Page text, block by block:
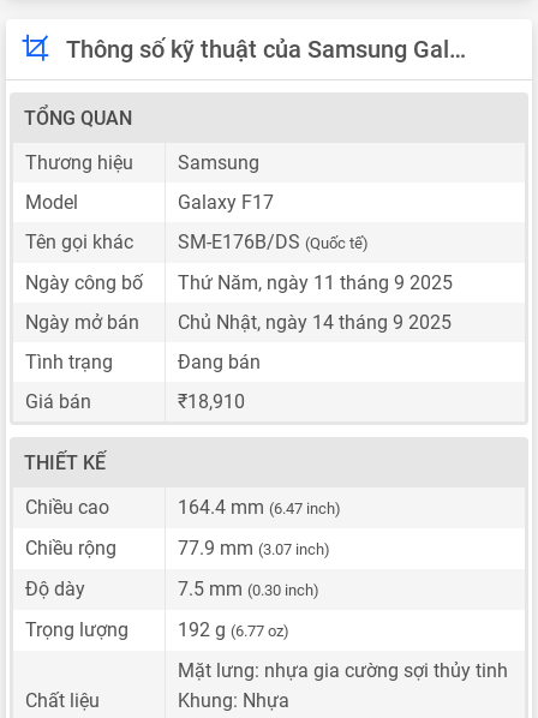
Thông số kỹ thuật của Samsung Galaxy F17
TỔNG QUAN
Thương hiệu
Samsung
Model
Galaxy F17
Tên gọi khác
SM-E176B/DS (Quốc tế)
Ngày công bố
Thứ Năm, ngày 11 tháng 9 2025
Ngày mở bán
Chủ Nhật, ngày 14 tháng 9 2025
Tình trạng
Đang bán
Giá bán
₹18,910
THIẾT KẾ
Chiều cao
164.4 mm (6.47 inch)
Chiều rộng 77.9 mm (3.07 inch)
Độ dày 7.5 mm (0.30 inch)
Trọng lượng 192 g (6.77 oz)
Chất liệu
Mặt lưng: nhựa gia cường sợi thủy tinh
Khung: Nhựa